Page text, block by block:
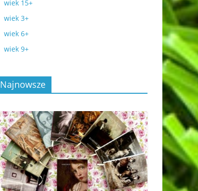
wiek 15+
wiek 3+
wiek 6+
wiek 9+
Najnowsze